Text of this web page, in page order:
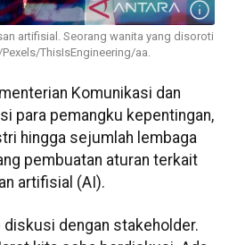
artifisial. Seorang wanita yang disoroti
ThisIsEngineering/aa.
Komunikasi dan
para pemangku kepentingan,
hingga sejumlah lembaga
pembuatan aturan terkait
artifisial (AI).
diskusi dengan stakeholder.